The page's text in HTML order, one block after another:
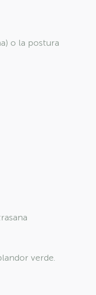
o la postura
verde.